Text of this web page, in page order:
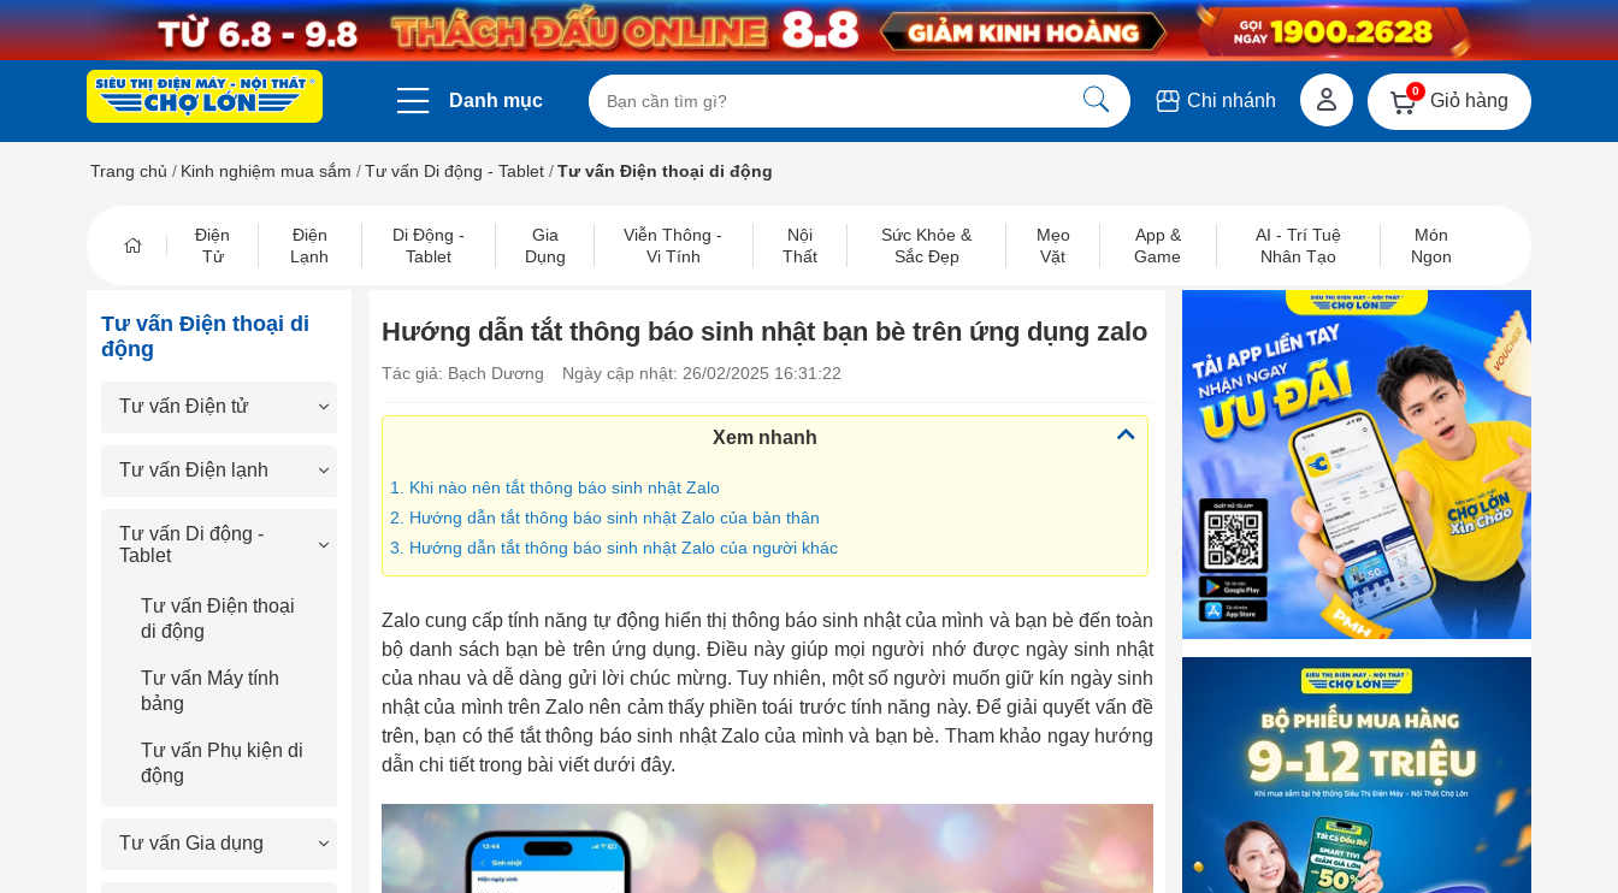
Danh mục Chi nhánh 0 Giỏ hàng
Trang chủ / Kinh nghiệm mua sắm /Tư vấn Di động - Tablet /Tư vấn Điện thoại di động
Điện
Tử
Điện
Lạnh
Di Động -
Tablet
Gia
Dụng
Viễn Thông -
Vi Tính
Nội
Thất
Sức Khỏe &
Sắc Đẹp
Mẹo
Vặt
App &
Game
AI - Trí Tuệ
Nhân Tạo
Món
Ngon
Tư vấn Điện thoại di
động
Tư vấn Điện tử
Tư vấn Điện lạnh
Tư vấn Di động -
Tablet
Tư vấn Điện thoại
di động
Tư vấn Máy tính
bảng
Tư vấn Phụ kiện di
động
Tư vấn Gia dụng
Hướng dẫn tắt thông báo sinh nhật bạn bè trên ứng dụng zalo
Tác giả: Bạch Dương Ngày cập nhật: 26/02/2025 16:31:22
Xem nhanh
1. Khi nào nên tắt thông báo sinh nhật Zalo
2. Hướng dẫn tắt thông báo sinh nhật Zalo của bản thân
3. Hướng dẫn tắt thông báo sinh nhật Zalo của người khác
Zalo cung cấp tính năng tự động hiển thị thông báo sinh nhật của mình và bạn bè đến toàn
bộ danh sách bạn bè trên ứng dụng. Điều này giúp mọi người nhớ được ngày sinh nhật
của nhau và dễ dàng gửi lời chúc mừng. Tuy nhiên, một số người muốn giữ kín ngày sinh
nhật của mình trên Zalo nên cảm thấy phiền toái trước tính năng này. Để giải quyết vấn đề
trên, bạn có thể tắt thông báo sinh nhật Zalo của mình và bạn bè. Tham khảo ngay hướng
dẫn chi tiết trong bài viết dưới đây.